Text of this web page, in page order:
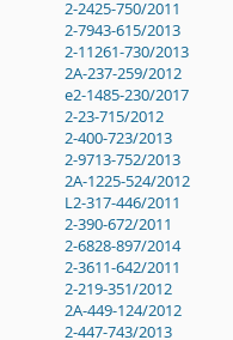
2-2425-750/2011
2-7943-615/2013
2-11261-730/2013
2A-237-259/2012
e2-1485-230/2017
2-23-715/2012
2-400-723/2013
2-9713-752/2013
2A-1225-524/2012
L2-317-446/2011
2-390-672/2011
2-6828-897/2014
2-3611-642/2011
2-219-351/2012
2A-449-124/2012
2-447-743/2013